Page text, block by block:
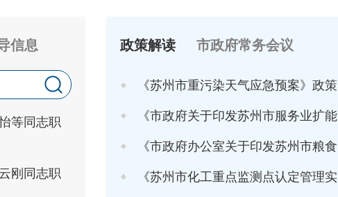
信息
等同志职
刚同志职
政策解读 市政府常务会议
《苏州市重污染天气应急预案》政策解读
《市政府关于印发苏州市服务业扩能提质行动方案(2026～2030年)的通知》解读
《市政府办公室关于印发苏州市粮食应急预案的通知》解读
《苏州市化工重点监测点认定管理实施细则》解读